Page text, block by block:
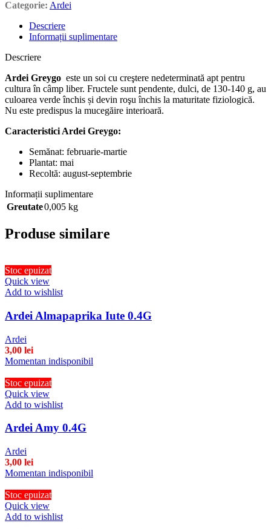
Categorie: Ardei
Descriere
Informații suplimentare
Descriere
Ardei Greygo este un soi cu creştere nedeterminată apt pentru
cultura în câmp liber. Fructele sunt pendente, dulci, de 130-140 g, au
culoarea verde închis și devin roşu închis la maturitate fiziologică.
Nu este predispus la mucegăire interioară.
Caracteristici Ardei Greygo:
Semănat: februarie-martie
Plantat: mai
Recoltă: august-septembrie
Informații suplimentare
Greutate0,005 kg
Produse similare
Stoc epuizat
Quick view
Add to wishlist
Ardei Almapaprika Iute 0.4G
Ardei
3,00 lei
Momentan indisponibil
Stoc epuizat
Quick view
Add to wishlist
Ardei Amy 0.4G
Ardei
3,00 lei
Momentan indisponibil
Stoc epuizat
Quick view
Add to wishlist